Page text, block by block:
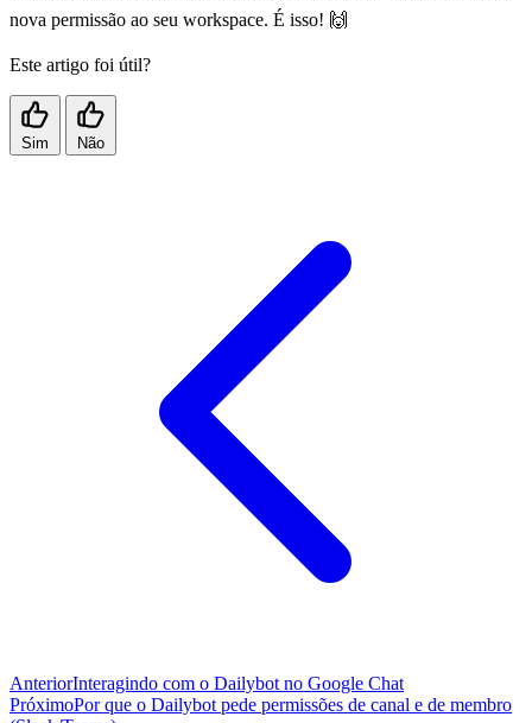
nova permissão ao seu workspace. É isso! 🙌
Este artigo foi útil?
Sim Não
AnteriorInteragindo com o Dailybot no Google Chat
PróximoPor que o Dailybot pede permissões de canal e de membro